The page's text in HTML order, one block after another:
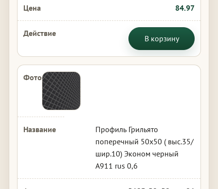
84.97
В корзину
Профиль Грильято
поперечный 50х50 ( выс.35/
шир.10) Эконом черный
А911 rus 0,6